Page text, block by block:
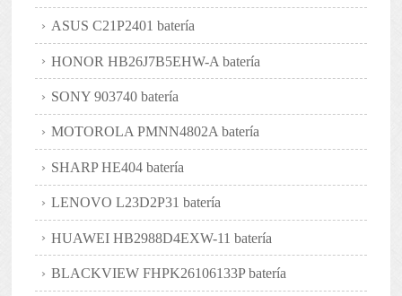
ASUS C21P2401 batería
HONOR HB26J7B5EHW-A batería
SONY 903740 batería
MOTOROLA PMNN4802A batería
SHARP HE404 batería
LENOVO L23D2P31 batería
HUAWEI HB2988D4EXW-11 batería
BLACKVIEW FHPK26106133P batería